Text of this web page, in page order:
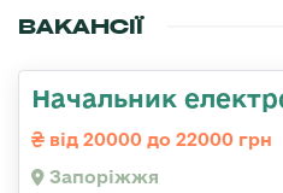
ВАКАНСІЇ
Начальник
від 20000 до 22000 грн
Запоріжжя